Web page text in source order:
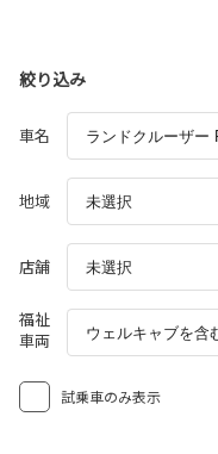
絞り込み
車名
地域
店舗
福祉
車両
試乗車のみ表示